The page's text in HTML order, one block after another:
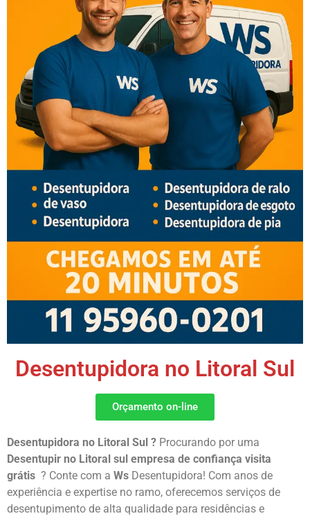
Desentupidora no Litoral Sul
Orçamento on-line
Desentupidora no Litoral Sul ? Procurando por uma
Desentupir no Litoral sul empresa de confiança visita
grátis ? Conte com a Ws Desentupidora! Com anos de
experiência e expertise no ramo, oferecemos serviços de
desentupimento de alta qualidade para residências e